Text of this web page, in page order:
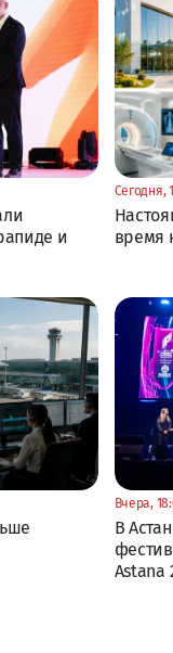
и
Сегодня,
время
Вчера,
В
Astana